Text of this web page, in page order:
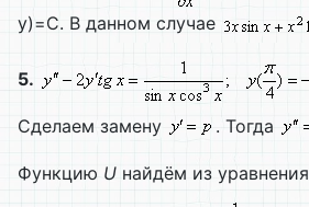
y)=C. В данном случае
5.
Сделаем замену . Тогда
Функцию U найдём из уравнения